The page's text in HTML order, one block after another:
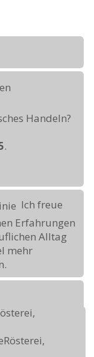
Handeln?
.
Ich freue
Erfahrungen
Alltag
mehr